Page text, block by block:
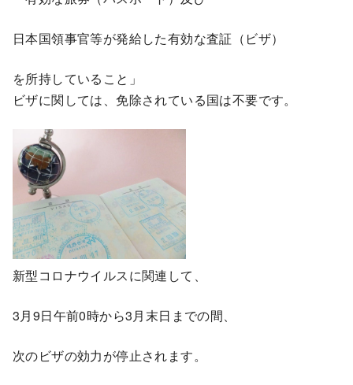
日本国領事官等が発給した有効な査証（ビザ）
を所持していること」
ビザに関しては、免除されている国は不要です。
新型コロナウイルスに関連して、
3月9日午前0時から3月末日までの間、
次のビザの効力が停止されます。